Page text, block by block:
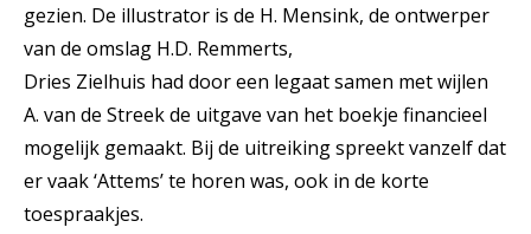
gezien. De illustrator is de H. Mensink, de ontwerper
van de omslag H.D. Remmerts,
Dries Zielhuis had door een legaat samen met wijlen
A. van de Streek de uitgave van het boekje financieel
mogelijk gemaakt. Bij de uitreiking spreekt vanzelf dat
er vaak ‘Attems’ te horen was, ook in de korte
toespraakjes.